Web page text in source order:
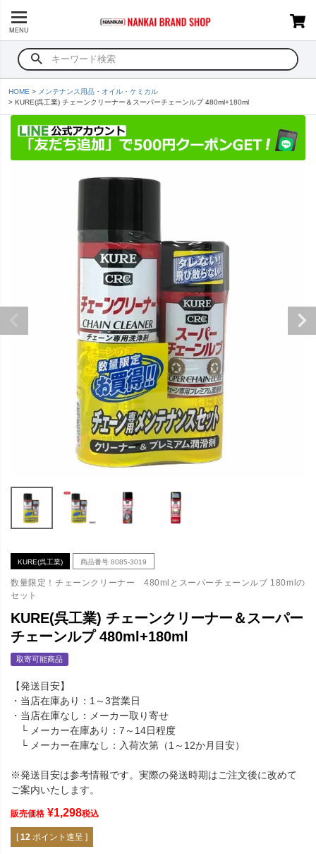
MENU
HOME
メンテナンス用品・オイル・ケミカル
KURE(呉工業) チェーンクリーナー＆スーパーチェーンルプ 480ml+180ml
KURE(呉工業) 商品番号 8085-3019
数量限定！チェーンクリーナー 480mlとスーパーチェーンルブ 180mlの
セット
KURE(呉工業) チェーンクリーナー＆スーパー
チェーンルプ 480ml+180ml
取寄可能商品
【発送目安】
・当店在庫あり：1～3営業日
・当店在庫なし：メーカー取り寄せ
└ メーカー在庫あり：7～14日程度
└ メーカー在庫なし：入荷次第（1～12か月目安）
※発送目安は参考情報です。実際の発送時期はご注文後に改めて
ご案内いたします。
販売価格 ¥1,298税込
[ 12 ポイント進呈 ]